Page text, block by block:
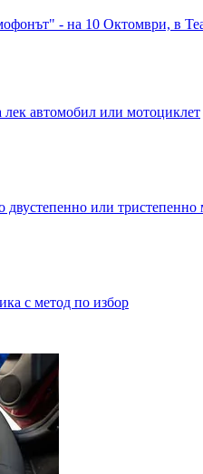
- на 10 Октомври, в
автомобил или мотоциклет
двустепенно или
с метод по избор